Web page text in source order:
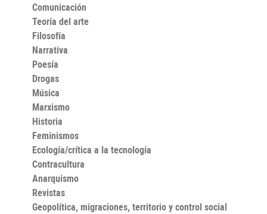
Comunicación
Teoría del arte
Filosofía
Narrativa
Poesía
Drogas
Música
Marxismo
Historia
Feminismos
Ecología/crítica a la tecnología
Contracultura
Anarquismo
Revistas
Geopolítica, migraciones, territorio y control social